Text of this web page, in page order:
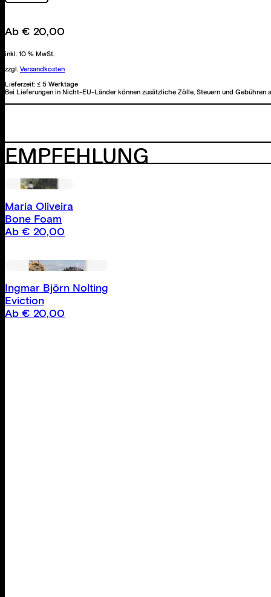
Ab € 20,00
inkl. 10 % MwSt.
zzgl. Versandkosten
Lieferzeit: ≤ 5 Werktage
Bei Lieferungen in Nicht-EU-Länder können zusätzliche Zölle, Steuern und Gebühren
EMPFEHLUNG
Maria Oliveira
Bone Foam
Ab € 20,00
Ingmar Björn Nolting
Eviction
Ab € 20,00